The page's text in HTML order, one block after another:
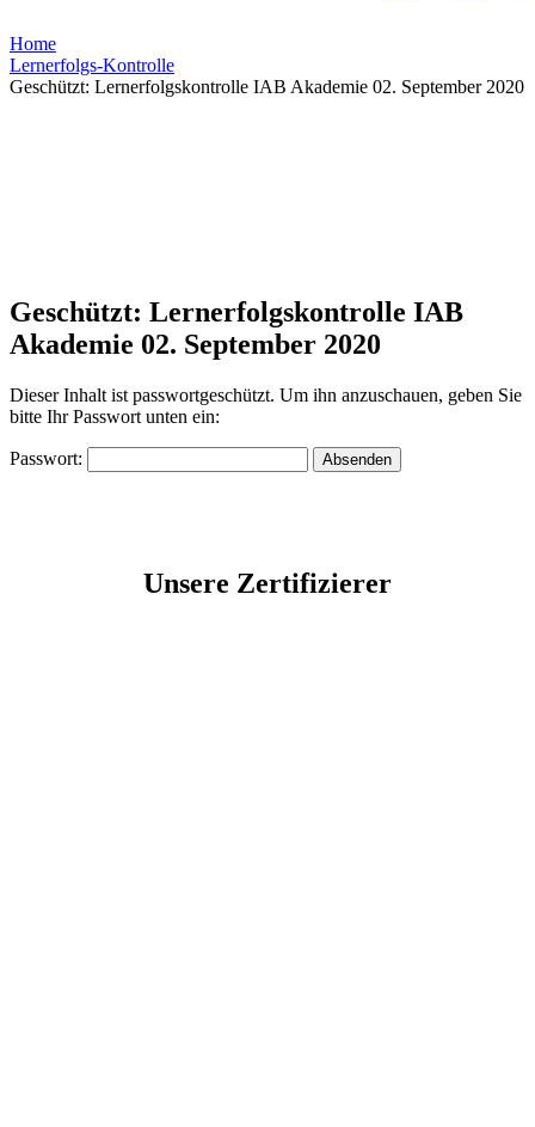
Home
Lernerfolgs-Kontrolle
Geschützt: Lernerfolgskontrolle IAB Akademie 02. September 2020
Geschützt: Lernerfolgskontrolle IAB
Akademie 02. September 2020
Dieser Inhalt ist passwortgeschützt. Um ihn anzuschauen, geben Sie
bitte Ihr Passwort unten ein:
Passwort:
Unsere Zertifizierer